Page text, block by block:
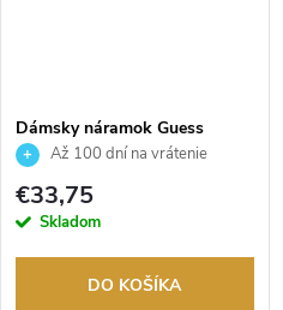
Dámsky náramok Guess
JUBB04594JWRHS
Až 100 dní na vrátenie
tovaru. Autorizovaný predajca.
€33,75
Skladom
DO KOŠÍKA